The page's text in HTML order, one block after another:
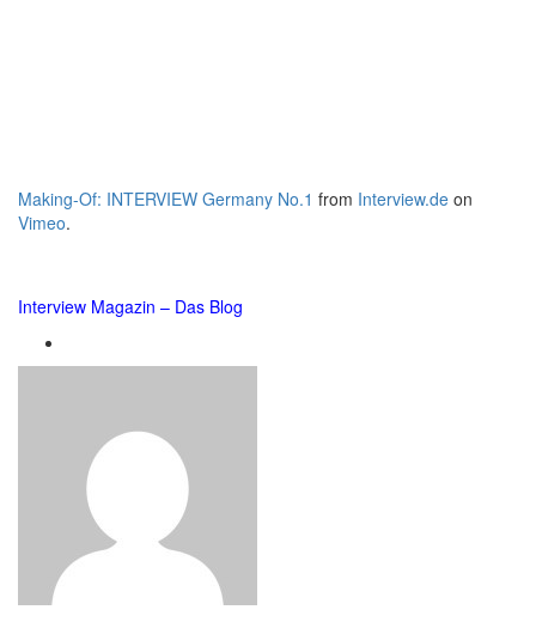
Making-Of: INTERVIEW Germany No.1 from Interview.de on
Vimeo.
Interview Magazin – Das Blog